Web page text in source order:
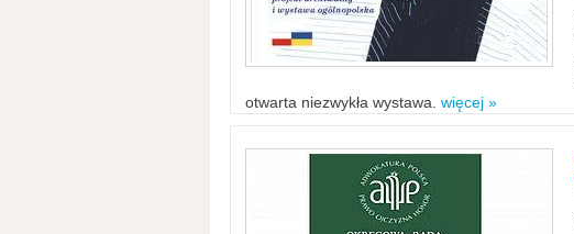
otwarta niezwykła wystawa. więcej »